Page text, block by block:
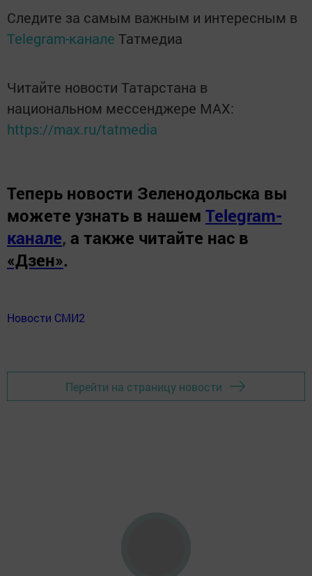
Следите за самым важным и интересным в
Telegram-канале Татмедиа
Читайте новости Татарстана в
национальном мессенджере MАХ:
https://max.ru/tatmedia
Теперь новости Зеленодольска вы
можете узнать в нашем Telegram-
канале, а также читайте нас в
«Дзен».
Новости СМИ2
Перейти на страницу новости